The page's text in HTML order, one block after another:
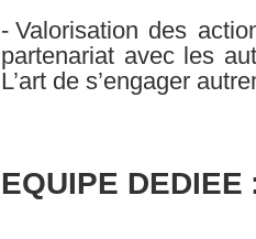
- Valorisation des
partenariat avec les
L’art de s’engager
EQUIPE DEDIEE